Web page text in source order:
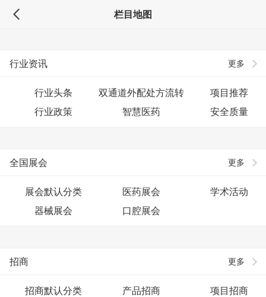
栏目地图
更多
行业资讯
行业头条 双通道外配处方流转
项目推荐
行业政策
智慧医药 安全质量
更多
全国展会
展会默认分类 医药展会
学术活动
器械展会
口腔展会
更多
招商
招商默认分类 产品招商 项目招商